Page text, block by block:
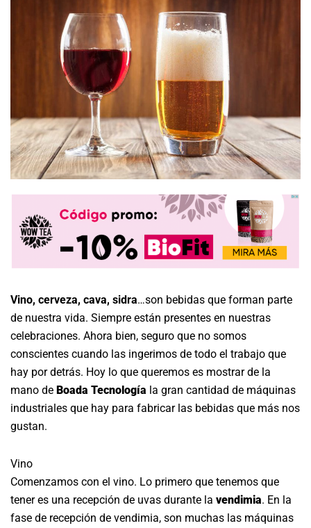
Vino, cerveza, cava, sidra…son bebidas que forman parte
de nuestra vida. Siempre están presentes en nuestras
celebraciones. Ahora bien, seguro que no somos
conscientes cuando las ingerimos de todo el trabajo que
hay por detrás. Hoy lo que queremos es mostrar de la
mano de Boada Tecnología la gran cantidad de máquinas
industriales que hay para fabricar las bebidas que más nos
gustan.
Vino
Comenzamos con el vino. Lo primero que tenemos que
tener es una recepción de uvas durante la vendimia. En la
fase de recepción de vendimia, son muchas las máquinas